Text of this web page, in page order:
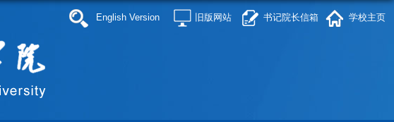
English Version 旧版网站 书记院长信箱 学校主页